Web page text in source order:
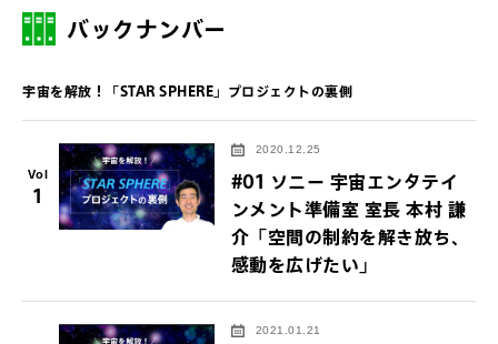
バックナンバー
宇宙を解放！「STAR SPHERE」プロジェクトの裏側
Vol
1
2020.12.25
#01 ソニー 宇宙エンタテイ
ンメント準備室 室長 本村 謙
介「空間の制約を解き放ち、
感動を広げたい」
2021.01.21